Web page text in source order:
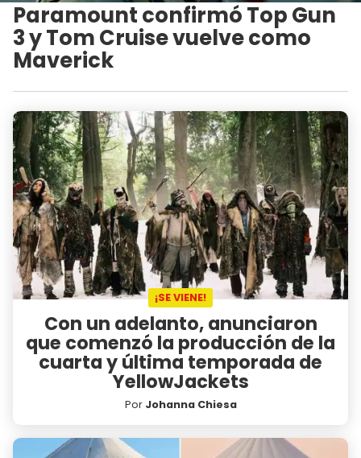
Paramount confirmó Top Gun
3 y Tom Cruise vuelve como
Maverick
¡SE VIENE!
Con un adelanto, anunciaron
que comenzó la producción de la
cuarta y última temporada de
YellowJackets
Por Johanna Chiesa